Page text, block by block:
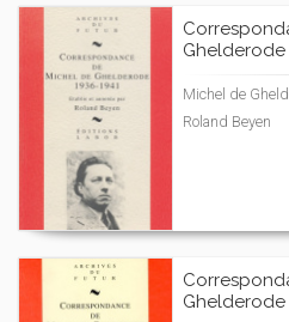
Ghelderode
Michel de
Roland Beyen
Ghelderode